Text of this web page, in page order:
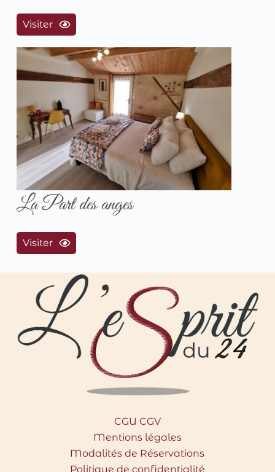
Visiter
La Part des anges
Visiter
CGU CGV
Mentions légales
Modalités de Réservations
Politique de confidentialité